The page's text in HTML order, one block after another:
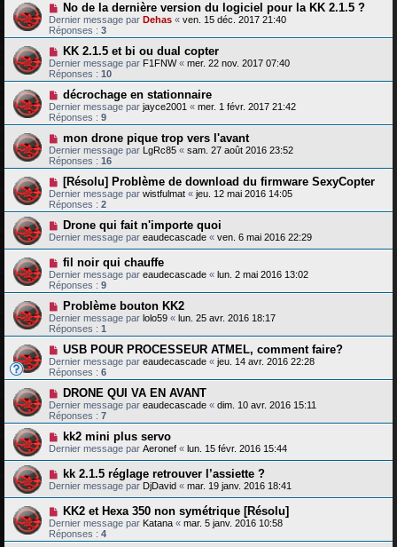
No de la dernière version du logiciel pour la KK 2.1.5 ?
Dernier message par Dehas « ven. 15 déc. 2017 21:40
Réponses : 3
KK 2.1.5 et bi ou dual copter
Dernier message par F1FNW« mer. 22 nov. 2017 07:40
Réponses : 10
décrochage en stationnaire
Dernier message par jayce2001 « mer. 1 févr. 2017 21:42
Réponses : 9
mon drone pique trop vers l'avant
Dernier message par LgRc85 « sam. 27 août 2016 23:52
Réponses : 16
[Résolu] Problème de download du firmware SexyCopter
Dernier message par wistfulmat « jeu. 12 mai 2016 14:05
Réponses : 2
Drone qui fait n'importe quoi
Dernier message par eaudecascade « ven. 6 mai 2016 22:29
fil noir qui chauffe
Dernier message par eaudecascade « lun. 2 mai 2016 13:02
Réponses : 9
Problème bouton KK2
Dernier message par lolo59 « lun. 25 avr. 2016 18:17
Réponses : 1
USB POUR PROCESSEUR ATMEL, comment faire?
Dernier message par eaudecascade « jeu. 14 avr. 2016 22:28
Réponses : 6
DRONE QUI VA EN AVANT
Dernier message par eaudecascade « dim. 10 avr. 2016 15:11
Réponses : 7
kk2 mini plus servo
Dernier message par Aeronef « lun. 15 févr. 2016 15:44
kk 2.1.5 réglage retrouver l’assiette ?
Dernier message par DjDavid « mar. 19 janv. 2016 18:41
KK2 et Hexa 350 non symétrique [Résolu]
Dernier message par Katana « mar. 5 janv. 2016 10:58
Réponses : 4